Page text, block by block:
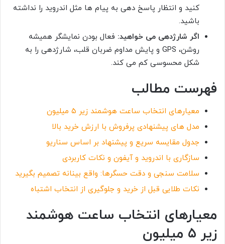
کنید و انتظار پاسخ دهی به پیام ها مثل اندروید را نداشته
باشید.
اگر شارژدهی می خواهید: فعال بودن نمایشگر همیشه
روشن، GPS و پایش مداوم ضربان قلب، شارژدهی را به
شکل محسوسی کم می کند.
فهرست مطالب
معیارهای انتخاب ساعت هوشمند زیر ۵ میلیون
مدل های پیشنهادی پرفروش با ارزش خرید بالا
جدول مقایسه سریع و پیشنهاد بر اساس سناریو
سازگاری با اندروید و آیفون و نکات کاربردی
سلامت سنجی و دقت حسگرها: واقع بینانه تصمیم بگیرید
نکات طلایی قبل از خرید و جلوگیری از انتخاب اشتباه
معیارهای انتخاب ساعت هوشمند
زیر ۵ میلیون